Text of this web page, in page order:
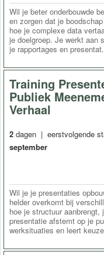
Wil je beter onderbouwde
en zorgen dat je
hoe je complexe data
je doelgroep. Je werkt aan
je rapportages en
Training
Publiek
Verhaal
2 dagen | eerstvolgende
september
Wil je je presentaties
helder overkomt bij
hoe je structuur
presentatie afstemt op je
werksituaties en leert